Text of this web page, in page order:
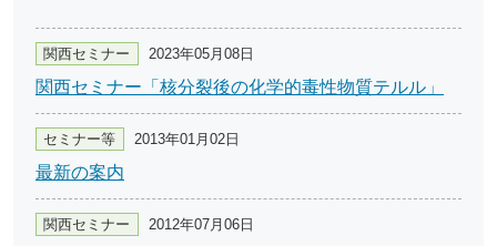
関西セミナー 2023年05月08日
関西セミナー「核分裂後の化学的毒性物質テルル」
セミナー等 2013年01月02日
最新の案内
関西セミナー 2012年07月06日